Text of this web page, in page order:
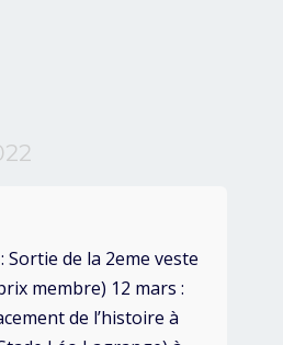
Sortie de la 2eme veste
membre) 12 mars :
de l’histoire à